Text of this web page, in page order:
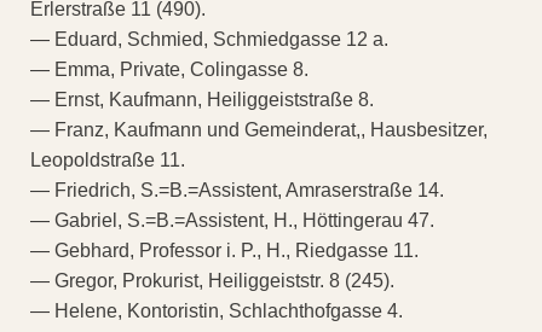
Erlerstraße 11 (490).
— Eduard, Schmied, Schmiedgasse 12 a.
— Emma, Private, Colingasse 8.
— Ernst, Kaufmann, Heiliggeiststraße 8.
— Franz, Kaufmann und Gemeinderat,, Hausbesitzer,
Leopoldstraße 11.
— Friedrich, S.=B.=Assistent, Amraserstraße 14.
— Gabriel, S.=B.=Assistent, H., Höttingerau 47.
— Gebhard, Professor i. P., H., Riedgasse 11.
— Gregor, Prokurist, Heiliggeiststr. 8 (245).
— Helene, Kontoristin, Schlachthofgasse 4.